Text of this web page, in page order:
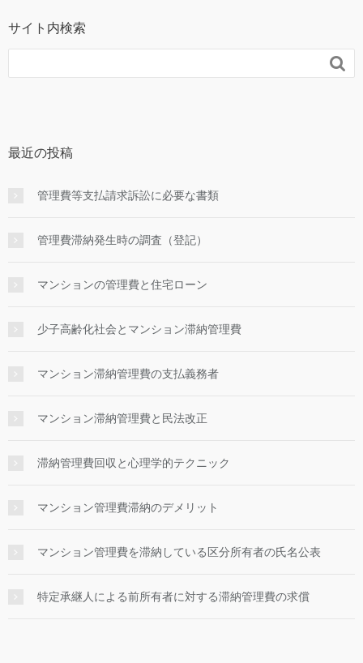
サイト内検索

最近の投稿
管理費等支払請求訴訟に必要な書類
管理費滞納発生時の調査（登記）
マンションの管理費と住宅ローン
少子高齢化社会とマンション滞納管理費
マンション滞納管理費の支払義務者
マンション滞納管理費と民法改正
滞納管理費回収と心理学的テクニック
マンション管理費滞納のデメリット
マンション管理費を滞納している区分所有者の氏名公表
特定承継人による前所有者に対する滞納管理費の求償